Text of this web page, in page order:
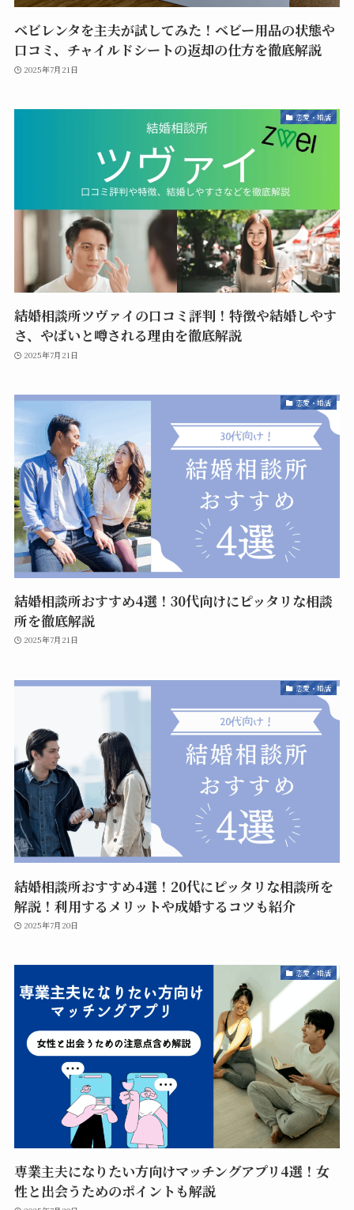
ベビレンタを主夫が試してみた！ベビー用品の状態や
口コミ、チャイルドシートの返却の仕方を徹底解説
2025年7月21日
恋愛・婚活
結婚相談所ツヴァイの口コミ評判！特徴や結婚しやす
さ、やばいと噂される理由を徹底解説
2025年7月21日
恋愛・婚活
結婚相談所おすすめ4選！30代向けにピッタリな相談
所を徹底解説
2025年7月21日
恋愛・婚活
結婚相談所おすすめ4選！20代にピッタリな相談所を
解説！利用するメリットや成婚するコツも紹介
2025年7月20日
恋愛・婚活
専業主夫になりたい方向けマッチングアプリ4選！女
性と出会うためのポイントも解説